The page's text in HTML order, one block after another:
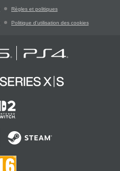
Règles et politiques
Politique d'utilisation des cookies